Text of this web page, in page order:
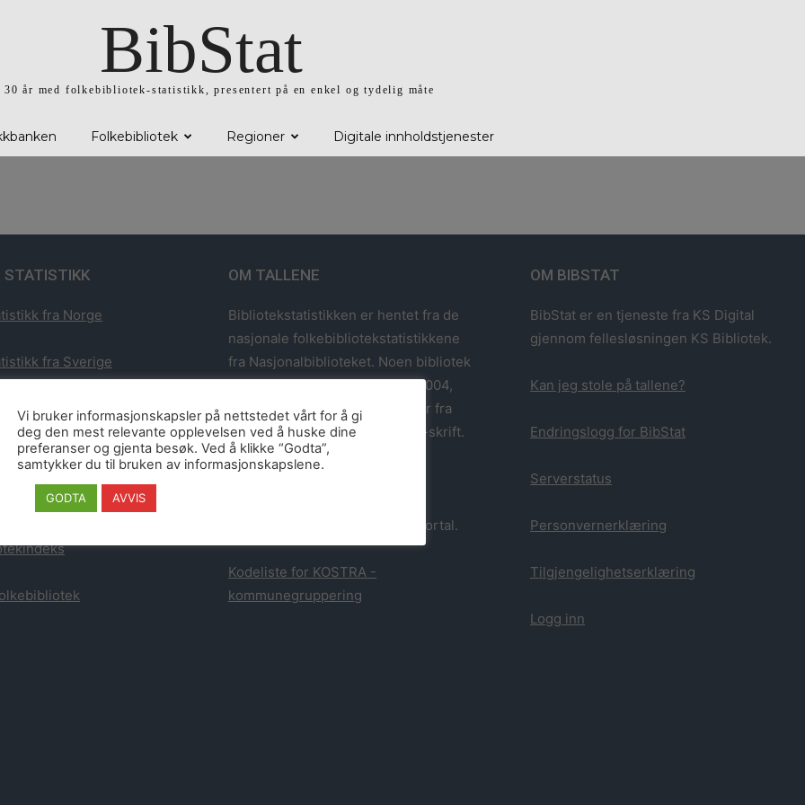
BibStat
år med folkebibliotek-statistikk, presentert på en enkel og tydelig måte
Folkebibliotek Regioner Digitale innholdstjenester
STATISTIKK
fra Norge
fra Sverige
fra Danmark
fra Finland
for Biblioteksøk
OM TALLENE
Bibliotekstatistikken er hentet fra de
nasjonale folkebibliotekstatistikkene
fra Nasjonalbiblioteket. Noen bibliotek
har utvalgt statistikk fra 1993-2004,
dette stammer fra publikasjoner fra
Statens bibliotektilsyn og ABM-skrift.
leverandørens egen statistikkportal.
Kodeliste for KOSTRA -
kommunegruppering
OM BIBSTAT
BibStat er en tjeneste fra KS Digital
gjennom fellesløsningen KS Bibliotek.
Kan jeg stole på tallene?
Endringslogg for BibStat
Serverstatus
Personvernerklæring
Tilgjengelighetserklæring
Logg inn
Vi bruker informasjonskapsler på nettstedet vårt for å gi
deg den mest relevante opplevelsen ved å huske dine
preferanser og gjenta besøk. Ved å klikke “Godta”,
samtykker du til bruken av informasjonskapslene.
GODTA AVVIS